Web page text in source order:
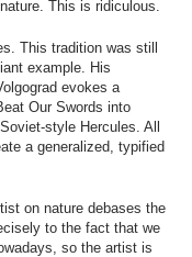
This is ridiculous.
This tradition was still
example. His
evokes a
Our Swords into
style Hercules. All
a generalized, typified
on nature debases the
to the fact that we
so the artist is